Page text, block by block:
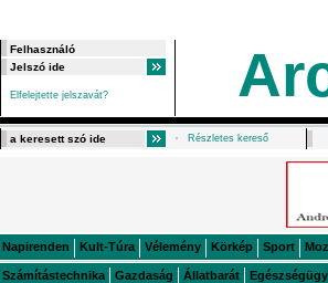
Elfelejtette jelszavát?
Részletes kereső
Napirenden Kult-Túra Vélemény Körkép Sport
Számítástechnika Gazdaság Állatbarát Egészségügy